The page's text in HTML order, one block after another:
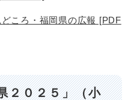
どころ・福岡県の広報 [PDF
２０２５」（小